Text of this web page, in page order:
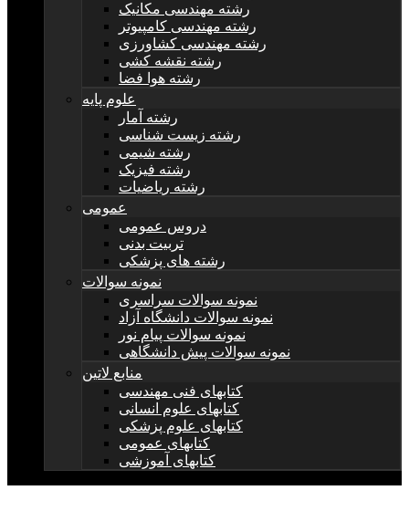
رشته مهندسی مکانیک
رشته مهندسی کامپیوتر
رشته مهندسی کشاورزی
رشته نقشه کشی
رشته هوا فضا
علوم پایه
رشته آمار
رشته زیست شناسی
رشته شیمی
رشته فیزیک
رشته ریاضیات
عمومی
دروس عمومی
تربیت بدنی
رشته های پزشکی
نمونه سوالات
نمونه سوالات سراسری
نمونه سوالات دانشگاه آزاد
نمونه سوالات پیام نور
نمونه سوالات پیش دانشگاهی
منابع لاتین
کتابهای فنی مهندسی
کتابهای علوم انسانی
کتابهای علوم پزشکی
کتابهای عمومی
کتابهای آموزشی